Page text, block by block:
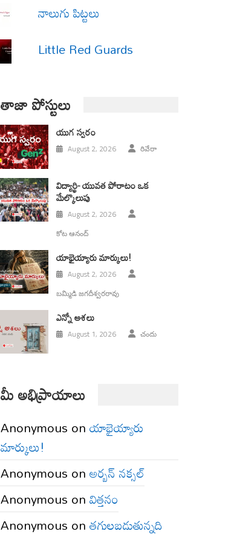
నాలుగు పిట్టలు
Little Red Guards
తాజా పోస్టులు
యుగ స్వ‌రం
August 2, 2026 రివేరా
విద్యార్థి- యువత పోరాటం ఒక
మేల్కొలుపు
August 2, 2026
కోట ఆనంద్
యాభైయ్యారు మార్కులు!
August 2, 2026
బమ్మిడి జగదీశ్వరరావు
ఎన్నో ఆశలు
August 1, 2026 చందు
మీ అభిప్రాయాలు
Anonymous onయాభైయ్యారు
మార్కులు!
Anonymous onఅర్బన్ నక్సల్
Anonymous onవిత్తనం
Anonymous onతగులబడుతున్నది